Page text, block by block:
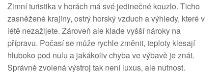
Zimní turistika v horách má své jedinečné kouzlo. Ticho
zasněžené krajiny, ostrý horský vzduch a výhledy, které v
létě nezažijete. Zároveň ale klade vyšší nároky na
přípravu. Počasí se může rychle změnit, teploty klesají
hluboko pod nulu a jakákoliv chyba ve výbavě je znát.
Správně zvolená výstroj tak není luxus, ale nutnost.